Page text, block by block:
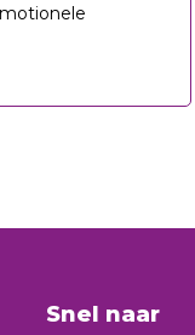
Snel naar